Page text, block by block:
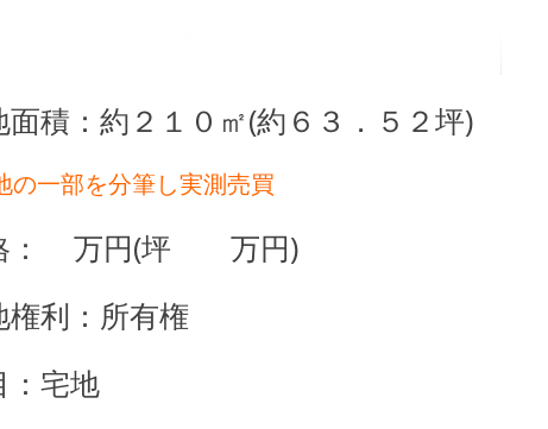
面積：約２１０㎡(約６３．５２坪)
の一部を分筆し実測売買
： 万円(坪 万円)
権利：所有権
：宅地